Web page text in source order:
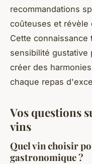
recommandations
coûteuses et révèle
Cette connaissance
sensibilité gustative
créer des
chaque repas
Vos questions
vins
Quel vin choisir
gastronomique ?